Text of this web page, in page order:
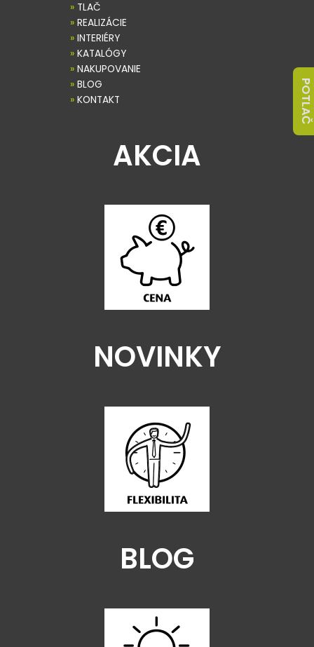
» TLAČ
» REALIZÁCIE
» INTERIÉRY
» KATALÓGY
» NAKUPOVANIE
» BLOG
» KONTAKT
AKCIA
NOVINKY
BLOG
POTLAČ